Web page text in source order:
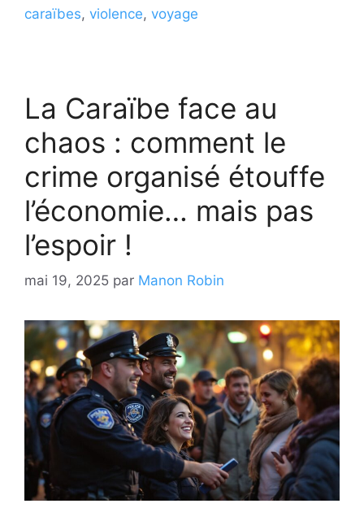
caraïbes, violence, voyage
La Caraïbe face au
chaos : comment le
crime organisé étouffe
l’économie… mais pas
l’espoir !
mai 19, 2025 par Manon Robin